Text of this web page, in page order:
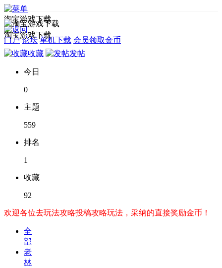
淘宝游戏下载
门户 论坛 单机下载 会员领取金币
淘宝游戏下载
收藏 发帖
今日
0
主题
559
排名
1
收藏
92
欢迎各位去玩法攻略投稿攻略玩法，采纳的直接奖励金币！
全
部
老
林